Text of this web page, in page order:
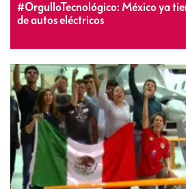
#OrgulloTecnológico: México ya
de autos eléctricos